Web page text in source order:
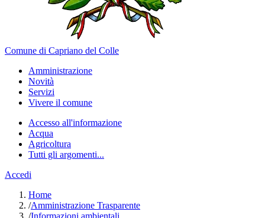
Comune di Capriano del Colle
Amministrazione
Novità
Servizi
Vivere il comune
Accesso all'informazione
Acqua
Agricoltura
Tutti gli argomenti...
Accedi
Home
/Amministrazione Trasparente
/Informazioni ambientali